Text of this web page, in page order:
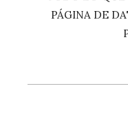
PÁGINA DE